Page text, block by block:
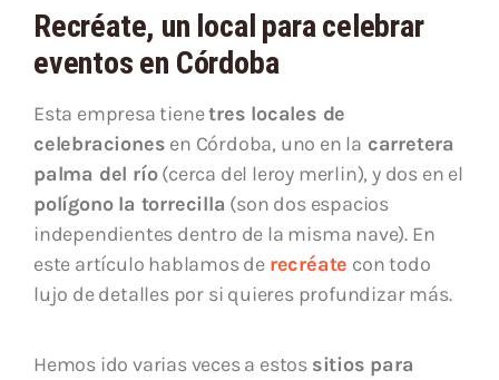
Recréate, un local para celebrar
eventos en Córdoba
Esta empresa tienetres locales de
celebraciones en Córdoba, uno en la carretera
palma del río(cerca del leroy merlin), y dos en el
polígono la torrecilla (son dos espacios
independientes dentro de la misma nave). En
este artículo hablamos de recréate con todo
lujo de detalles por si quieres profundizar más.
Hemos ido varias veces a estos sitios para